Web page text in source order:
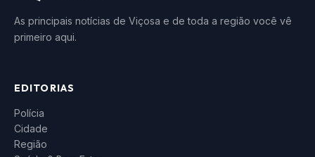
As principais notícias de Viçosa e de toda a região você vê
primeiro aqui.
EDITORIAS
Polícia
Cidade
Região